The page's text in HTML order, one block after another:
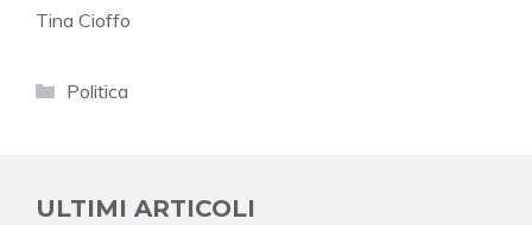
Tina Cioffo
Categorie
Politica
ULTIMI ARTICOLI